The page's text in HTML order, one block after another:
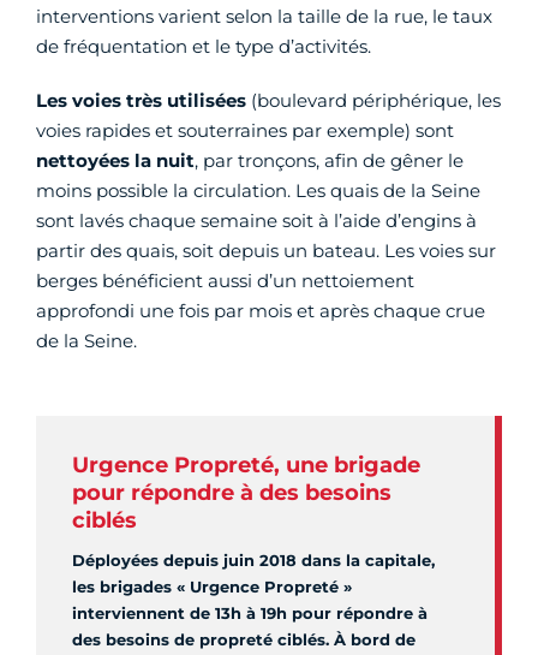
interventions varient selon la taille de la rue, le taux
de fréquentation et le type d’activités.
Les voies très utilisées (boulevard périphérique, les
voies rapides et souterraines par exemple) sont
nettoyées la nuit, par tronçons, afin de gêner le
moins possible la circulation. Les quais de la Seine
sont lavés chaque semaine soit à l’aide d’engins à
partir des quais, soit depuis un bateau. Les voies sur
berges bénéficient aussi d’un nettoiement
approfondi une fois par mois et après chaque crue
de la Seine.
Urgence Propreté, une brigade
pour répondre à des besoins
ciblés
Déployées depuis juin 2018 dans la capitale,
les brigades « Urgence Propreté »
interviennent de 13h à 19h pour répondre à
des besoins de propreté ciblés. À bord de